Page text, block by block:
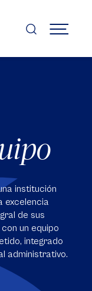
MENÚ
institución
excelencia
de sus
un equipo
integrado
administrativo.